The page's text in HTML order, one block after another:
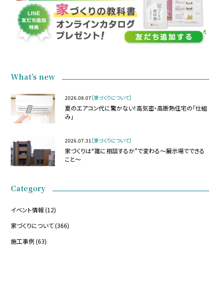
What’s new
2026.08.07 ［家づくりについて］
夏のエアコン代に驚かない！高気密・高断熱住宅の「仕組
み」
2026.07.31 ［家づくりについて］
家づくりは“誰に相談するか”で変わる～展示場でできる
こと～
Category
イベント情報(12)
家づくりについて(366)
施工事例 (63)